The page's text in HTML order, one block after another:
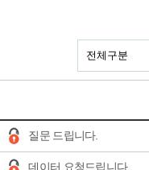
' 질문 드립니다.
' 데이터 요청드립니다.